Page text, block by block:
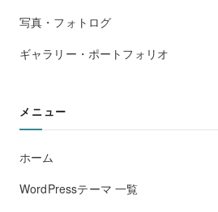
写真・フォトログ
ギャラリー・ポートフォリオ
メニュー
ホーム
WordPressテーマ 一覧